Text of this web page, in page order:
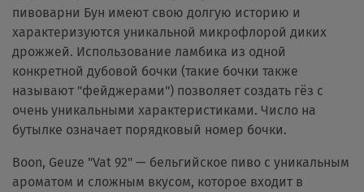
пивоварни Бун имеют свою долгую историю и
характеризуются уникальной микрофлорой диких
дрожжей. Использование ламбика из одной
конкретной дубовой бочки (такие бочки также
называют "фейджерами") позволяет создать гёз с
очень уникальными характеристиками. Число на
бутылке означает порядковый номер бочки.
Boon, Geuze "Vat 92" — бельгийское пиво с уникальным
ароматом и сложным вкусом, которое входит в